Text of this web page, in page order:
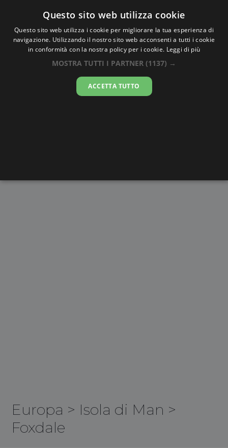
Oraesatta.co
Ora EsattaFoxdale
09:54:15
Europa > Isola di Man >
Foxdale
Questo sito web utilizza cookie
Questo sito web utilizza i cookie per migliorare la tua esperienza di
navigazione. Utilizzando il nostro sito web acconsenti a tutti i cookie
in conformità con la nostra policy per i cookie. Leggi di più
MOSTRA TUTTI I PARTNER (1137) →
ACCETTA TUTTO